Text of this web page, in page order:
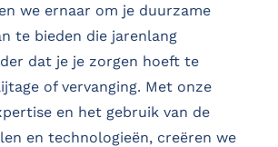
we ernaar om je duurzame
te bieden die jarenlang
dat je je zorgen hoeft te
of vervanging. Met onze
en het gebruik van de
en technologieën, creëren we